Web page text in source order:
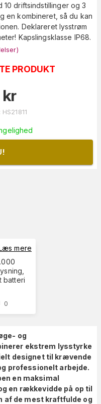
driftsindstillinger og 3
en kombineret, så du kan
Deklareret lysstrøm
Kapslingsklasse IP68.
)
PRODUKT
kr
HS21811
mere
batteri
0
og
ekstrem lysstyrke
designet til krævende
professionelt arbejde.
en maksimal
en rækkevidde på op til
af de mest kraftfulde og